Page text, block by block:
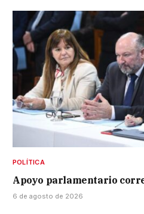
POLÍTICA
Apoyo parlamentario
6 de agosto de 2026